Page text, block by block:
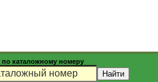
каталожному номеру